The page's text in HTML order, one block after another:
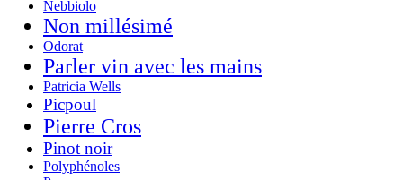
Nebbiolo
Non millésimé
Odorat
Parler vin avec les mains
Patricia Wells
Picpoul
Pierre Cros
Pinot noir
Polyphénoles